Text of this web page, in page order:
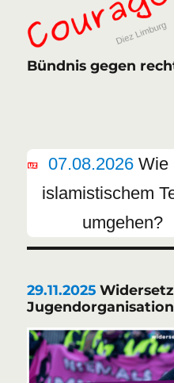
Bündnis gegen
07.08.2026 Wie
islamistischem
umgehen?
29.11.2025
Jugendorganisation